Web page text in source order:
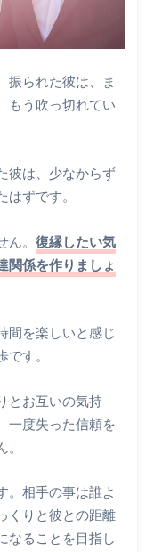
振られた彼は、ま
もう吹っ切れてい
彼は、少なからず
ずです。
。 復縁したい気
関係を作りましょ
間を楽しいと感じ
す。
とお互いの気持
一度失った信頼を
。相手の事は誰よ
くりと彼との距離
なることを目指し